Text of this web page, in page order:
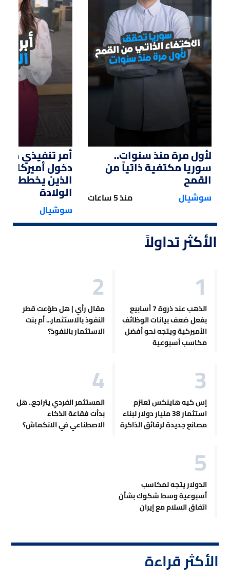
01:33
لأول مرة منذ سنوات..
سوريا مكتفية ذاتياً من
القمح
سوشيال منذ 5 ساعات
أمر تنفيذي من
دخول أميركا
الذين يخططون
الولادة
سوشيال
الأكثر تداولاً
الذهب عند ذروة 7 أسابيع
بفعل ضعف بيانات الوظائف
الأميركية ويتجه نحو أفضل
مكاسب أسبوعية
مقال رأي | هل طوّعت قطر
النفوذ بالاستثمار... أم بنت
الاستثمار بالنفوذ؟
إس كيه هاينكس تعتزم
استثمار 38 مليار دولار لبناء
مصانع جديدة لرقائق الذاكرة
المستثمر الفردي يتراجع.. هل
بدأت فقاعة الذكاء
الاصطناعي في الانكماش؟
الدولار يتجه لمكاسب
أسبوعية وسط شكوك بشأن
اتفاق السلام مع إيران
الأكثر قراءة